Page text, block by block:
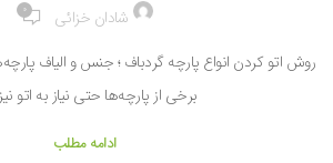
شادان خزائی 0
روش اتو کردن انواع پارچه گردباف ؛ جنس و الیاف
برخی از پارچه‌ها حتی نیاز به اتو
ادامه مطلب